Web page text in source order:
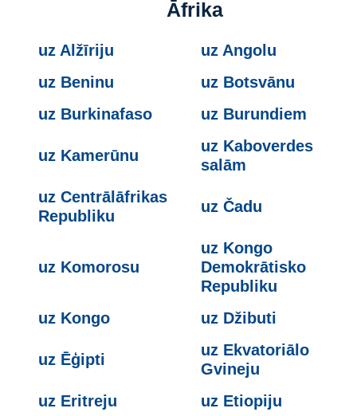
Āfrika
uz Alžīriju
uz Angolu
uz Beninu
uz Botsvānu
uz Burkinafaso
uz Burundiem
uz Kamerūnu
uz Kaboverdes
salām
uz Centrālāfrikas
Republiku
uz Čadu
uz Komorosu
uz Kongo
Demokrātisko
Republiku
uz Kongo
uz Džibuti
uz Ēģipti
uz Ekvatoriālo
Gvineju
uz Eritreju
uz Etiopiju